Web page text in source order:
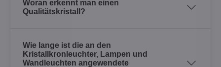
Woran erkennt man einen
Qualitätskristall?
Wie lange ist die an den
Kristallkronleuchter, Lampen und
Wandleuchten angewendete